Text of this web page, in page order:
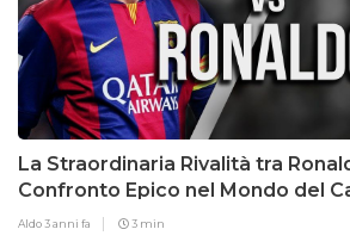
La Straordinaria Rivalità tra
Confronto Epico nel Mondo del
Aldo3 anni fa 3 min